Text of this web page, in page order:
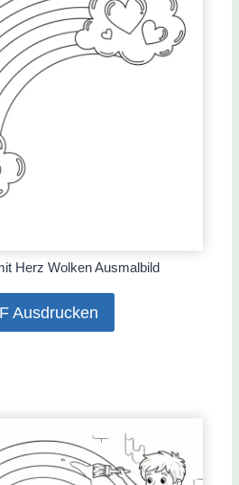
Herz Wolken Ausmalbild
Ausdrucken